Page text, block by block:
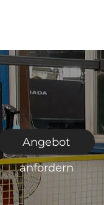
Angebot
anfordern